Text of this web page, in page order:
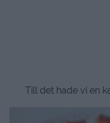
Till det hade vi en